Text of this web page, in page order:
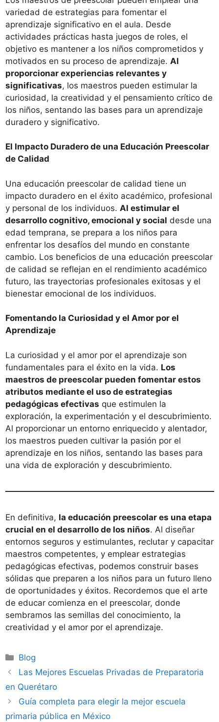
variedad de estrategias para fomentar el
aprendizaje significativo en el aula. Desde
actividades prácticas hasta juegos de roles, el
objetivo es mantener a los niños comprometidos y
motivados en su proceso de aprendizaje. Al
proporcionar experiencias relevantes y
significativas, los maestros pueden estimular la
curiosidad, la creatividad y el pensamiento crítico de
los niños, sentando las bases para un aprendizaje
duradero y significativo.
El Impacto Duradero de una Educación Preescolar
de Calidad
Una educación preescolar de calidad tiene un
impacto duradero en el éxito académico, profesional
y personal de los individuos. Al estimular el
desarrollo cognitivo, emocional y social desde una
edad temprana, se prepara a los niños para
enfrentar los desafíos del mundo en constante
cambio. Los beneficios de una educación preescolar
de calidad se reflejan en el rendimiento académico
futuro, las trayectorias profesionales exitosas y el
bienestar emocional de los individuos.
Fomentando la Curiosidad y el Amor por el
Aprendizaje
La curiosidad y el amor por el aprendizaje son
fundamentales para el éxito en la vida. Los
maestros de preescolar pueden fomentar estos
atributos mediante el uso de estrategias
pedagógicas efectivas que estimulen la
exploración, la experimentación y el descubrimiento.
Al proporcionar un entorno enriquecido y alentador,
los maestros pueden cultivar la pasión por el
aprendizaje en los niños, sentando las bases para
una vida de exploración y descubrimiento.
En definitiva, la educación preescolar es una etapa
crucial en el desarrollo de los niños. Al diseñar
entornos seguros y estimulantes, reclutar y capacitar
maestros competentes, y emplear estrategias
pedagógicas efectivas, podemos construir bases
sólidas que preparen a los niños para un futuro lleno
de oportunidades y éxitos. Recordemos que el arte
de educar comienza en el preescolar, donde
sembramos las semillas del conocimiento, la
creatividad y el amor por el aprendizaje.
Categorías
Blog
Las Mejores Escuelas Privadas de Preparatoria
en Querétaro
Guía completa para elegir la mejor escuela
primaria pública en México